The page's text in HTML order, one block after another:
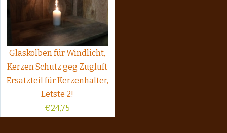
Glaskolben für Windlicht,
Kerzen Schutz geg Zugluft
Ersatzteil für Kerzenhalter,
Letste 2!
€24,75